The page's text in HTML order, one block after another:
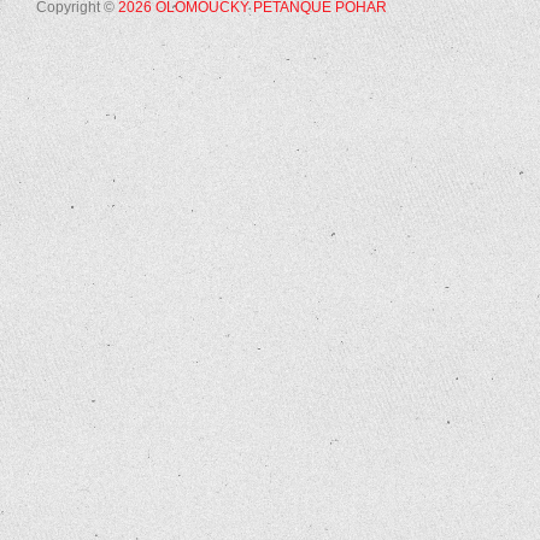
Copyright © 2026 OLOMOUCKÝ PÉTANQUE POHÁR